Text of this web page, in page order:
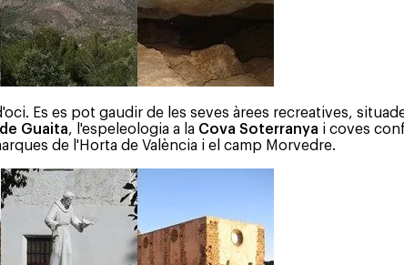
Es es pot gaudir de les seves àrees recreatives,
Guaita, l'espeleologia a la Cova Soterranya i coves
de l'Horta de València i el camp Morvedre.